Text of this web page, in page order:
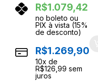
R$1.079,42
no boleto ou
PIX à vista (15%
de desconto)
R$1.269,90
10x de
R$126,99 sem
juros